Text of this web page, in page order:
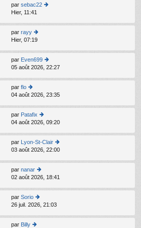
ult
er
le
d
er
er
m
e
s
a
e
par sebac22
le
d
er
er
e
s
a
e
Hier, 11:41
par rayy
o
ult
er
le
er
er
m
e
s
s
a
e
Hier, 07:19
par Even699
o
er
le
er
er
m
e
s
a
e
05 août 2026, 22:27
par flo
o
ult
er
le
d
er
er
m
e
s
s
a
e
04 août 2026, 23:35
par Patafix
o
ult
er
le
d
er
er
m
e
s
04 août 2026, 09:20
par Lyon-St-Clair
o
er
le
er
er
03 août 2026, 22:00
par nanar
o
s
ult
er
le
02 août 2026, 18:41
par Sorio
o
26 juil. 2026, 21:03
par Billy